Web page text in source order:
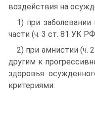
воздействия на
1) при
части (ч. 3 ст. 81 УК
2) при амнистии (ч.
другим к
здоровья
критериями.